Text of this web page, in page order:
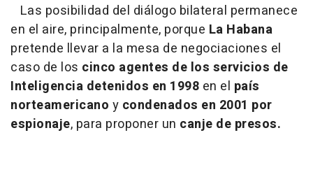
Las posibilidad del diálogo bilateral permanece
en el aire, principalmente, porque La Habana
pretende llevar a la mesa de negociaciones el
caso de los cinco agentes de los servicios de
Inteligencia detenidos en 1998 en el país
norteamericano y condenados en 2001 por
espionaje, para proponer un canje de presos.